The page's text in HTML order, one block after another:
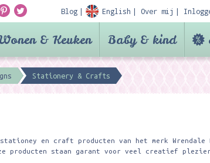
Blog English Over mij
& Keuken Baby & kind
Stationery & Crafts
en craft producten van het merk Wrendale
producten staan garant voor veel creatief plezier